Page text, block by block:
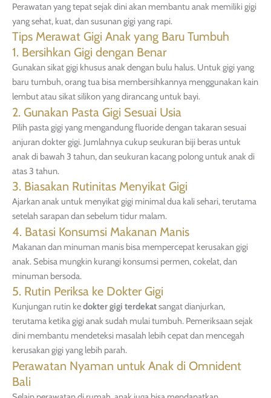
Perawatan yang tepat sejak dini akan membantu anak memiliki gigi
yang sehat, kuat, dan susunan gigi yang rapi.
Tips Merawat Gigi Anak yang Baru Tumbuh
1. Bersihkan Gigi dengan Benar
Gunakan sikat gigi khusus anak dengan bulu halus. Untuk gigi yang
baru tumbuh, orang tua bisa membersihkannya menggunakan kain
lembut atau sikat silikon yang dirancang untuk bayi.
2. Gunakan Pasta Gigi Sesuai Usia
Pilih pasta gigi yang mengandung fluoride dengan takaran sesuai
anjuran dokter gigi. Jumlahnya cukup seukuran biji beras untuk
anak di bawah 3 tahun, dan seukuran kacang polong untuk anak di
atas 3 tahun.
3. Biasakan Rutinitas Menyikat Gigi
Ajarkan anak untuk menyikat gigi minimal dua kali sehari, terutama
setelah sarapan dan sebelum tidur malam.
4. Batasi Konsumsi Makanan Manis
Makanan dan minuman manis bisa mempercepat kerusakan gigi
anak. Sebisa mungkin kurangi konsumsi permen, cokelat, dan
minuman bersoda.
5. Rutin Periksa ke Dokter Gigi
Kunjungan rutin kedokter gigi terdekatsangat dianjurkan,
terutama ketika gigi anak sudah mulai tumbuh. Pemeriksaan sejak
dini membantu mendeteksi masalah lebih cepat dan mencegah
kerusakan gigi yang lebih parah.
Perawatan Nyaman untuk Anak di Omnident
Bali